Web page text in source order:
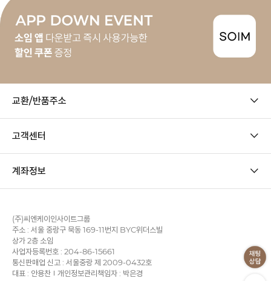
교환/반품주소
고객센터
계좌정보
(주)씨엔케이인사이트그룹
주소 : 서울 중랑구 묵동 169-11번지 BYC위더스빌
상가 2층 소임
사업자등록번호 : 204-86-15661
통신판매업 신고 : 서울중랑 제 2009-0432호
대표 : 안용찬
개인정보관리책임자 : 박은경